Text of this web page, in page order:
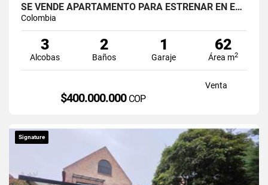
SE VENDE APARTAMENTO PARA ESTRENAR EN EL BARRIO RESTREPO
Colombia
3
Alcobas
2
Baños
1
Garaje
62
Área m2
Venta
$400.000.000 COP
Signature